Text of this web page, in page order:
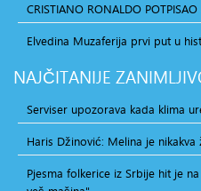
CRISTIANO RONALDO
Elvedina Muzaferija prvi put u
NAJČITANIJE
Serviser upozorava kada klima
Haris Džinović: Melina je
Pjesma folkerice iz Srbije hit je